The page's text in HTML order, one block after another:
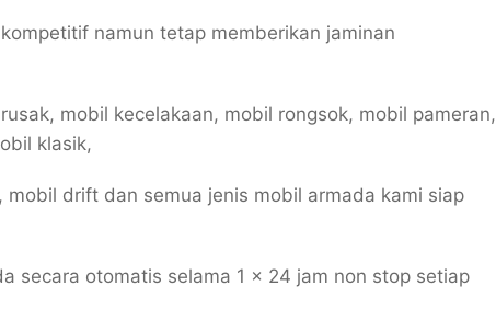
namun tetap memberikan jaminan
mobil kecelakaan, mobil rongsok, mobil pameran,
klasik,
drift dan semua jenis mobil armada kami siap
secara otomatis selama 1 x 24 jam non stop setiap